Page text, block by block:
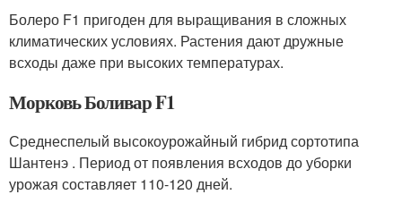
Болеро F1 пригоден для выращивания в сложных
климатических условиях. Растения дают дружные
всходы даже при высоких температурах.
Морковь Боливар F1
Среднеспелый высокоурожайный гибрид сортотипа
Шантенэ . Период от появления всходов до уборки
урожая составляет 110-120 дней.